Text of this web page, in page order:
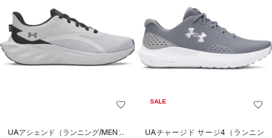
UAアシェンド（ランニング/MEN）
SALE
UAチャージド サージ4（ランニン